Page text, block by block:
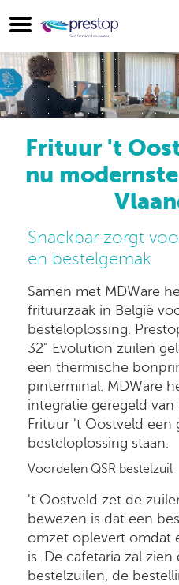
Frituur 't
nu
Snackbar zorgt
en bestelgemak
Samen met MDWare
frituurzaak in België
besteloplossing.
32" Evolution zuilen
een thermische
pinterminal. MDWare
integratie geregeld
Frituur 't Oostveld een
besteloplossing staan.
Voordelen QSR bestelzuil
't Oostveld zet de
bewezen is dat een
omzet oplevert omdat
is. De cafetaria zal
bestelzuilen, de